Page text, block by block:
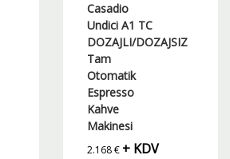
Casadio
Undici A1 TC
DOZAJLI/DOZAJSIZ
Tam
Otomatik
Espresso
Kahve
Makinesi
2.168€ + KDV